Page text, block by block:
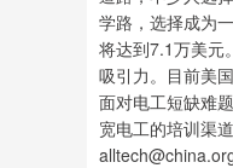
学路，选择成为
将达到7.1万美元
吸引力。目前美
面对电工短缺难
宽电工的培训渠